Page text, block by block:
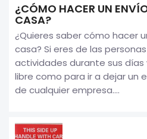
¿CÓMO HACER UN
CASA?
¿Quieres saber cómo hacer
casa? Si eres de las
actividades durante sus
libre como para ir a dejar un
de cualquier empresa....